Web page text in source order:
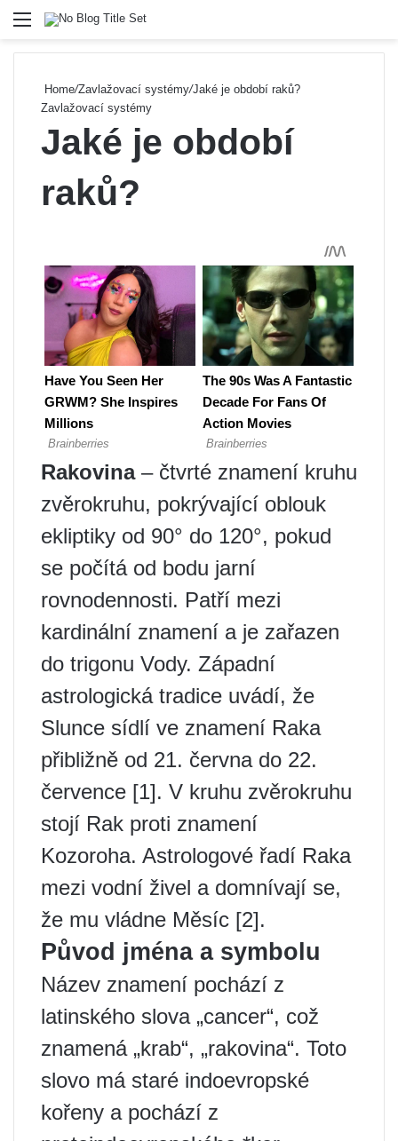
Menu
Home/Zavlažovací systémy/Jaké je období raků?
Zavlažovací systémy
Jaké je období
raků?
Rakovina– čtvrté znamení kruhu
zvěrokruhu, pokrývající oblouk
ekliptiky od 90° do 120°, pokud
se počítá od bodu jarní
rovnodennosti. Patří mezi
kardinální znamení a je zařazen
do trigonu Vody. Západní
astrologická tradice uvádí, že
Slunce sídlí ve znamení Raka
přibližně od 21. června do 22.
července [1]. V kruhu zvěrokruhu
stojí Rak proti znamení
Kozoroha. Astrologové řadí Raka
mezi vodní živel a domnívají se,
že mu vládne Měsíc [2].
Původ jména a symbolu
Název znamení pochází z
latinského slova „cancer“, což
znamená „krab“, „rakovina“. Toto
slovo má staré indoevropské
kořeny a pochází z